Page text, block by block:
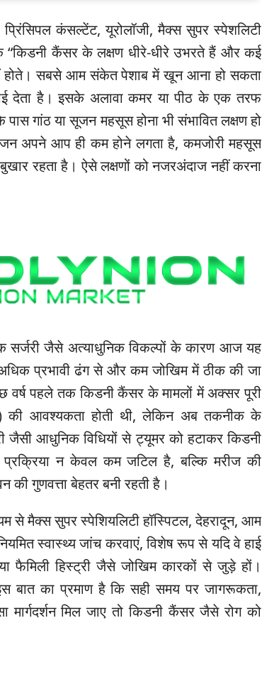
कंसल्टेंट, यूरोलॉजी, मैक्स सुपर स्पेशलिटी
“किडनी कैंसर के लक्षण धीरे-धीरे उभरते हैं और कई
होते। सबसे आम संकेत पेशाब में खून आना हो सकता
देता है। इसके अलावा कमर या पीठ के एक तरफ
पास गांठ या सूजन महसूस होना भी संभावित लक्षण हो
अपने आप ही कम होने लगता है, कमजोरी महसूस
रहता है। ऐसे लक्षणों को नजरअंदाज नहीं करना
सर्जरी जैसे अत्याधुनिक विकल्पों के कारण आज यह
प्रभावी ढंग से और कम जोखिम में ठीक की जा
वर्ष पहले तक किडनी कैंसर के मामलों में अक्सर पूरी
की आवश्यकता होती थी, लेकिन अब तकनीक के
जैसी आधुनिक विधियों से ट्यूमर को हटाकर किडनी
न केवल कम जटिल है, बल्कि मरीज की
की गुणवत्ता बेहतर बनी रहती है।
से मैक्स सुपर स्पेशियलिटी हॉस्पिटल, देहरादून, आम
स्वास्थ्य जांच करवाएं, विशेष रूप से यदि वे हाई
फैमिली हिस्ट्री जैसे जोखिम कारकों से जुड़े हों।
बात का प्रमाण है कि सही समय पर जागरूकता,
मार्गदर्शन मिल जाए तो किडनी कैंसर जैसे रोग को